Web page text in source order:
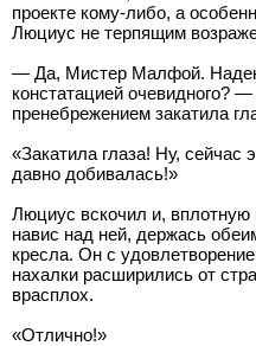
проекте кому-либо, а
Люциус не терпящим
— Да, Мистер Малфой.
констатацией очевидного?
пренебрежением закатила
«Закатила глаза! Ну, сейчас
давно добивалась!»
Люциус вскочил и,
навис над ней, держась
кресла. Он с
нахалки расширились от
врасплох.
«Отлично!»